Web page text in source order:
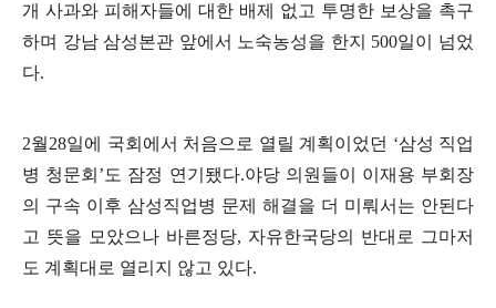
개 사과와 피해자들에 대한 배제 없고 투명한 보상을 촉구
하며 강남 삼성본관 앞에서 노숙농성을 한지 500일이 넘었
다.
2월28일에 국회에서 처음으로 열릴 계획이었던 ‘삼성 직업
병 청문회 ’ 도 잠정 연기됐다.야당 의원들이 이재용 부회장
의 구속 이후 삼성직업병 문제 해결을 더 미뤄서는 안된다
고 뜻을 모았으나 바른정당, 자유한국당의 반대로 그마저
도 계획대로 열리지 않고 있다.